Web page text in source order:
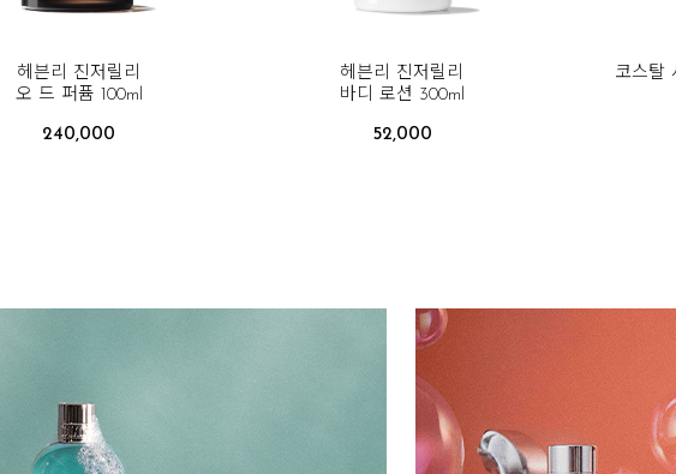
헤븐리 진저릴리
오 드 퍼퓸 100ml
240,000
헤븐리 진저릴리
바디 로션 300ml
52,000
코스탈